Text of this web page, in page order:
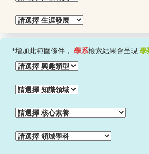
*增加此範圍條件， 學系檢索結果會呈現 學